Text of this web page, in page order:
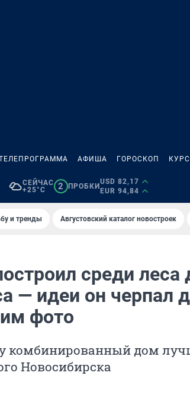
АФИША ГОРОСКОП
СЕЙЧАС
+25°C
2 ПРОБКИ
USD 82,17
EUR 94,84
и тренды Августовский каталог новостроек
среди леса
— идеи он черпал
фото
комбинированный дом
Новосибирска